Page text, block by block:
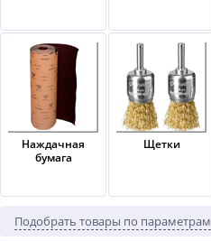
Наждачная
бумага
Щетки
Подобрать товары по параметрам